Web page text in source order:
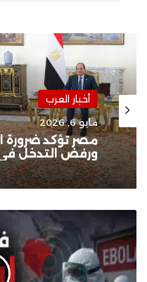
أخبار العرب
مايو 6, 2026
مصر تؤكد ضرورة
ورفض التدخل في
إيبولا:
الأعراض
وطرق
العدوى